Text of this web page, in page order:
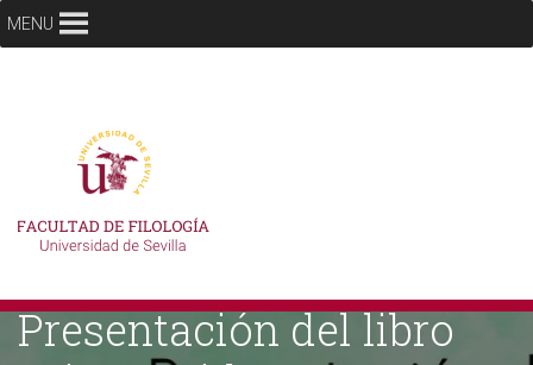
MENU
Presentación del libro